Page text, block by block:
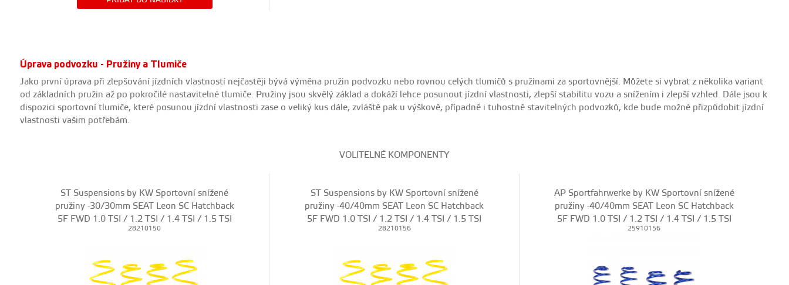
Úprava podvozku - Pružiny a Tlumiče
Jako první úprava při zlepšování jízdních vlastností nejčastěji bývá výměna pružin podvozku nebo rovnou celých tlumičů s pružinami za sportovnější. Můžete si vybrat z několika variant
od základních pružin až po pokročilé nastavitelné tlumiče. Pružiny jsou skvělý základ a dokáží lehce posunout jízdní vlastnosti, zlepší stabilitu vozu a snížením i zlepší vzhled. Dále jsou k
dispozici sportovní tlumiče, které posunou jízdní vlastnosti zase o veliký kus dále, zvláště pak u výškově, případně i tuhostně stavitelných podvozků, kde bude možné přizpůdobit jízdní
vlastnosti vašim potřebám.
VOLITELNÉ KOMPONENTY
ST Suspensions by KW Sportovní snížené
pružiny -30/30mm SEAT Leon SC Hatchback
5F FWD 1.0 TSI / 1.2 TSI / 1.4 TSI / 1.5 TSI
28210150
ST Suspensions by KW Sportovní snížené
pružiny -40/40mm SEAT Leon SC Hatchback
5F FWD 1.0 TSI / 1.2 TSI / 1.4 TSI / 1.5 TSI
28210156
AP Sportfahrwerke by KW Sportovní snížené
pružiny -40/40mm SEAT Leon SC Hatchback
5F FWD 1.0 TSI / 1.2 TSI / 1.4 TSI / 1.5 TSI
25910156